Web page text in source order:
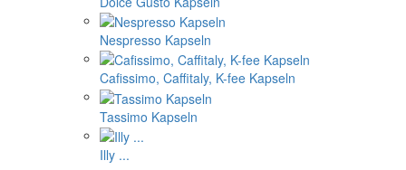
Nespresso Kapseln
Cafissimo, Caffitaly, K-fee Kapseln
Tassimo Kapseln
Illy ...